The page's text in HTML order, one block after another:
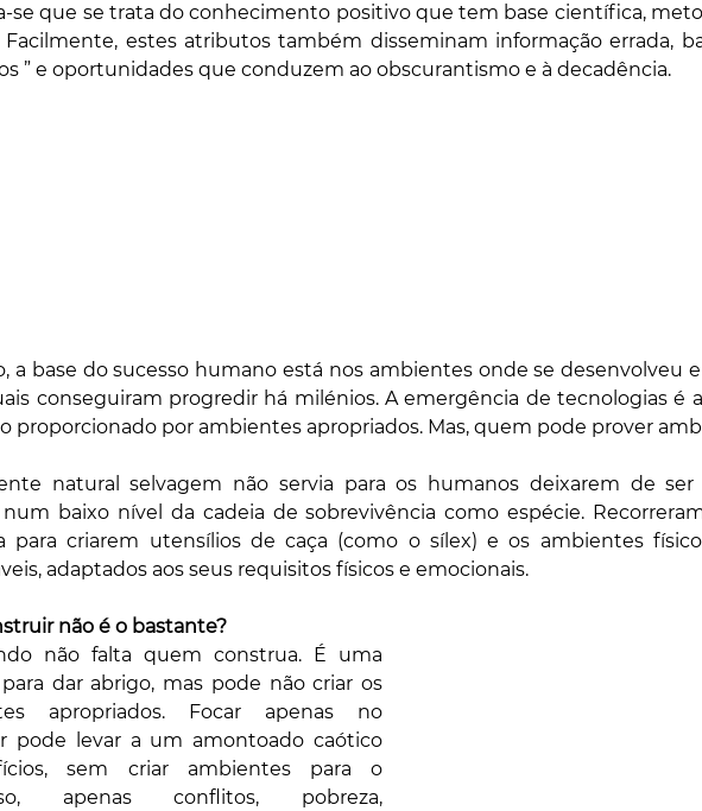
se que se trata do conhecimento positivo que tem base científica,
Facilmente, estes atributos também disseminam informação errada,
” e oportunidades que conduzem ao obscurantismo e à decadência.
a base do sucesso humano está nos ambientes onde se desenvolveu
conseguiram progredir há milénios. A emergência de tecnologias é
proporcionado por ambientes apropriados. Mas, quem pode prover
natural selvagem não servia para os humanos deixarem de ser
baixo nível da cadeia de sobrevivência como espécie.
para criarem utensílios de caça (como o sílex) e os ambientes
adaptados aos seus requisitos físicos e emocionais.
não é o bastante?
não falta quem construa. É uma
dar abrigo, mas pode não criar os
apropriados. Focar apenas no
pode levar a um amontoado caótico
sem criar ambientes para o
apenas conflitos, pobreza,